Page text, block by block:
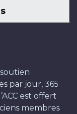
par jour, 365
est offert
membres